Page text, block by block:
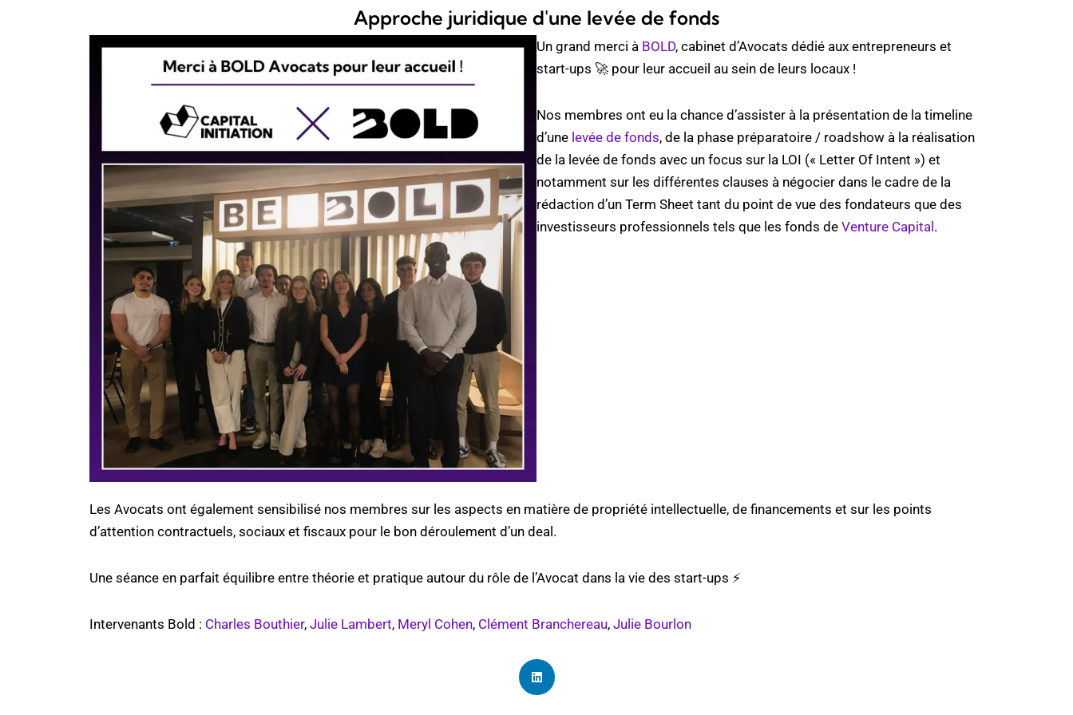
Approche juridique d'une levée de fonds
Un grand merci à BOLD, cabinet d’Avocats dédié aux entrepreneurs et
start-ups 🚀 pour leur accueil au sein de leurs locaux !
Nos membres ont eu la chance d’assister à la présentation de la timeline
d’une levée de fonds, de la phase préparatoire / roadshow à la réalisation
de la levée de fonds avec un focus sur la LOI (« Letter Of Intent ») et
notamment sur les différentes clauses à négocier dans le cadre de la
rédaction d’un Term Sheet tant du point de vue des fondateurs que des
investisseurs professionnels tels que les fonds de Venture Capital .
Les Avocats ont également sensibilisé nos membres sur les aspects en matière de propriété intellectuelle, de financements et sur les points
d’attention contractuels, sociaux et fiscaux pour le bon déroulement d’un deal.
Une séance en parfait équilibre entre théorie et pratique autour du rôle de l’Avocat dans la vie des start-ups ⚡
Intervenants Bold : Charles Bouthier, Julie Lambert, Meryl Cohen, Clément Branchereau, Julie Bourlon